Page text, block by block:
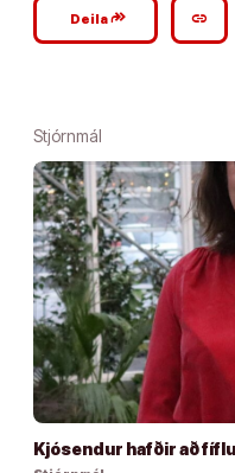
Deilagoogle_plus_reshare link
Stjórnmál
Kjósendur hafðir að